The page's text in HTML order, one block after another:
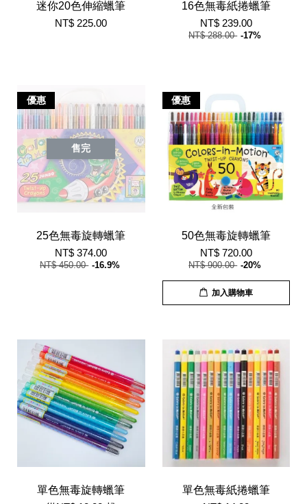
迷你20色伸縮蠟筆
NT$ 225.00
16色無毒紙捲蠟筆
NT$ 239.00
NT$ 288.00 -17%
優惠
售完
25色無毒旋轉蠟筆
NT$ 374.00
NT$ 450.00 -16.9%
優惠
50色無毒旋轉蠟筆
NT$ 720.00
NT$ 900.00 -20%
加入購物車
單色無毒旋轉蠟筆 單色無毒紙捲蠟筆